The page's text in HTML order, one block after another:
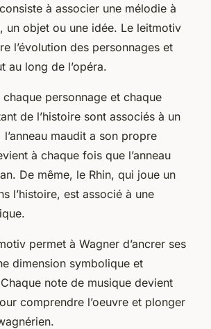
à associer une mélodie à
un objet ou une idée. Le leitmotiv
l’évolution des personnages et
au long de l’opéra.
chaque personnage et chaque
de l’histoire sont associés à un
maudit a son propre
à chaque fois que l’anneau
De même, le Rhin, qui joue un
l’histoire, est associé à une
permet à Wagner d’ancrer ses
dimension symbolique et
note de musique devient
comprendre l’oeuvre et plonger